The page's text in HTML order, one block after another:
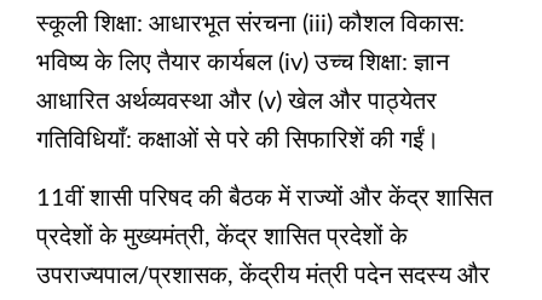
स्कूली शिक्षा: आधारभूत संरचना (iii) कौशल विकास:
भविष्य के लिए तैयार कार्यबल (iv) उच्च शिक्षा: ज्ञान
आधारित अर्थव्यवस्था और (v) खेल और पाठ्येतर
गतिविधियाँ: कक्षाओं से परे की सिफारिशें की गईं।
11वीं शासी परिषद की बैठक में राज्यों और केंद्र शासित
प्रदेशों के मुख्यमंत्री, केंद्र शासित प्रदेशों के
उपराज्यपाल/प्रशासक, केंद्रीय मंत्री पदेन सदस्य और